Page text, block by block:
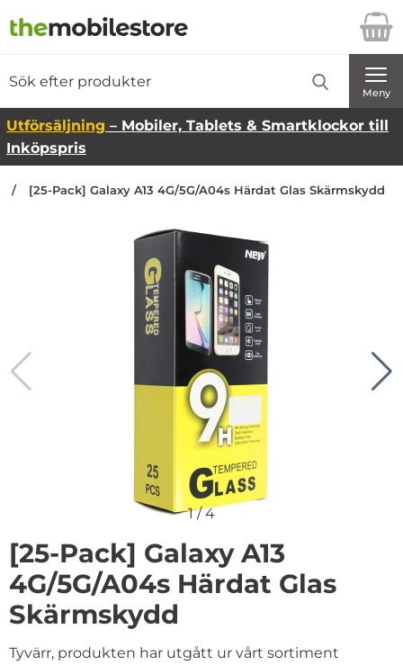
Startsidan för Danira Telecom AB
Meny
Utförsäljning – Mobiler, Tablets & Smartklockor till
Inköpspris
[25-Pack] Galaxy A13 4G/5G/A04s Härdat Glas Skärmskydd
1/4
[25-Pack] Galaxy A13
4G/5G/A04s Härdat Glas
Skärmskydd
Tyvärr, produkten har utgått ur vårt sortiment